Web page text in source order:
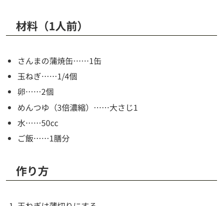
材料（1人前）
さんまの蒲焼缶……1缶
玉ねぎ……1/4個
卵……2個
めんつゆ（3倍濃縮）……大さじ1
水……50cc
ご飯……1膳分
作り方